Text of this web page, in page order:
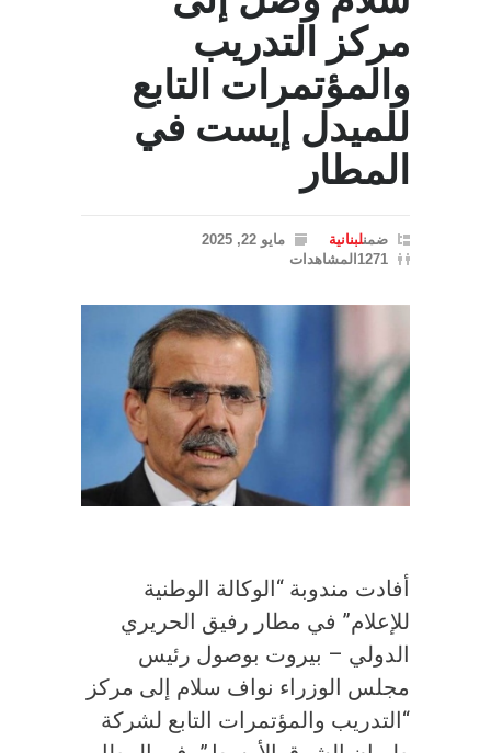
مركز التدريب
والمؤتمرات التابع
للميدل إيست في
المطار
ضمنلبنانية
مايو 22, 2025
1271المشاهدات
أفادت مندوبة “الوكالة الوطنية
للإعلام” في مطار رفيق الحريري
الدولي – بيروت بوصول رئيس
مجلس الوزراء نواف سلام إلى مركز
“التدريب والمؤتمرات التابع لشركة